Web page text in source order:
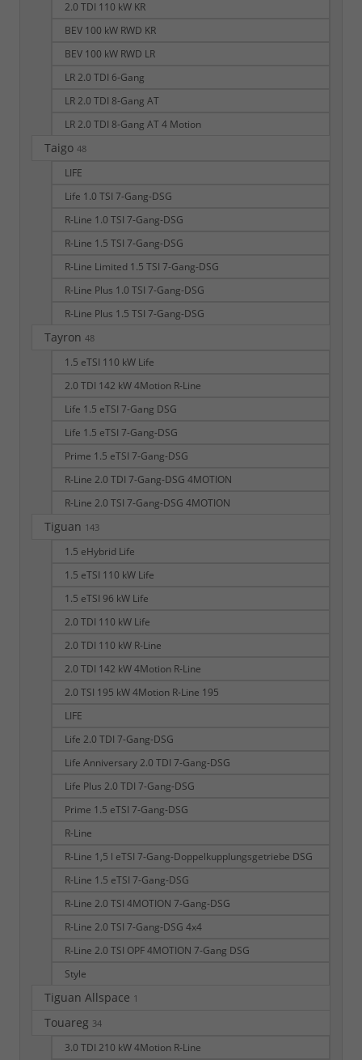
2.0 TDI 110 kW KR
BEV 100 kW RWD KR
BEV 100 kW RWD LR
LR 2.0 TDI 6-Gang
LR 2.0 TDI 8-Gang AT
LR 2.0 TDI 8-Gang AT 4 Motion
Taigo 48
LIFE
Life 1.0 TSI 7-Gang-DSG
R-Line 1.0 TSI 7-Gang-DSG
R-Line 1.5 TSI 7-Gang-DSG
R-Line Limited 1.5 TSI 7-Gang-DSG
R-Line Plus 1.0 TSI 7-Gang-DSG
R-Line Plus 1.5 TSI 7-Gang-DSG
Tayron 48
1.5 eTSI 110 kW Life
2.0 TDI 142 kW 4Motion R-Line
Life 1.5 eTSI 7-Gang DSG
Life 1.5 eTSI 7-Gang-DSG
Prime 1.5 eTSI 7-Gang-DSG
R-Line 2.0 TDI 7-Gang-DSG 4MOTION
R-Line 2.0 TSI 7-Gang-DSG 4MOTION
Tiguan 143
1.5 eHybrid Life
1.5 eTSI 110 kW Life
1.5 eTSI 96 kW Life
2.0 TDI 110 kW Life
2.0 TDI 110 kW R-Line
2.0 TDI 142 kW 4Motion R-Line
2.0 TSI 195 kW 4Motion R-Line 195
LIFE
Life 2.0 TDI 7-Gang-DSG
Life Anniversary 2.0 TDI 7-Gang-DSG
Life Plus 2.0 TDI 7-Gang-DSG
Prime 1.5 eTSI 7-Gang-DSG
R-Line
R-Line 1,5 l eTSI 7-Gang-Doppelkupplungsgetriebe DSG
R-Line 1.5 eTSI 7-Gang-DSG
R-Line 2.0 TSI 4MOTION 7-Gang-DSG
R-Line 2.0 TSI 7-Gang-DSG 4x4
R-Line 2.0 TSI OPF 4MOTION 7-Gang DSG
Style
Tiguan Allspace 1
Touareg 34
3.0 TDI 210 kW 4Motion R-Line